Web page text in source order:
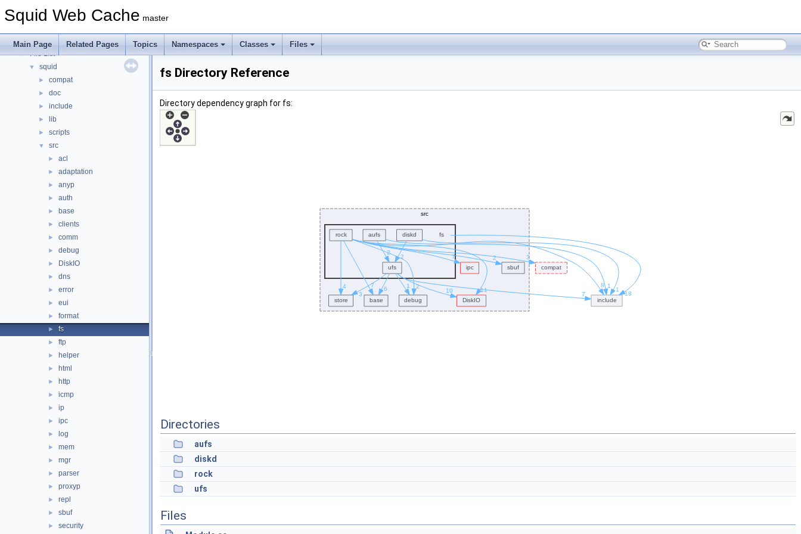
Squid Web Cache master
Main Page Related Pages Topics Namespaces Classes Files
► Namespaces
▼ Files
▼ File List
▼ squid
► compat
► doc
► include
► lib
► scripts
▼ src
► acl
► adaptation
► anyp
► auth
► base
► clients
► comm
► debug
► DiskIO
► dns
► error
► eui
► format
► fs
► ftp
► helper
► html
► http
► icmp
► ip
► ipc
► log
► mem
► mgr
► parser
► proxyp
► repl
► sbuf
► security
fs Directory Reference
Directory dependency graph for fs:
Directories
aufs
diskd
rock
ufs
Files